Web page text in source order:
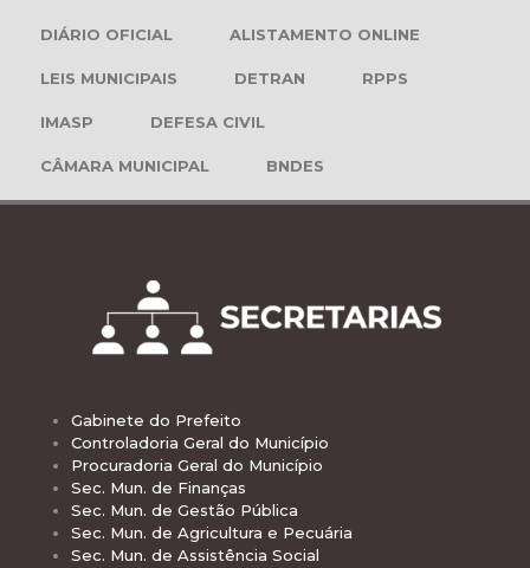
DIÁRIO OFICIAL ALISTAMENTO ONLINE
LEIS MUNICIPAIS DETRAN RPPS
IMASP DEFESA CIVIL
CÂMARA MUNICIPAL BNDES
Gabinete do Prefeito
Controladoria Geral do Município
Procuradoria Geral do Município
Sec. Mun. de Finanças
Sec. Mun. de Gestão Pública
Sec. Mun. de Agricultura e Pecuária
Sec. Mun. de Assistência Social